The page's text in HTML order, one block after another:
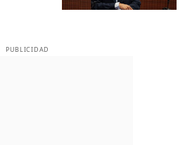
PUBLICIDAD